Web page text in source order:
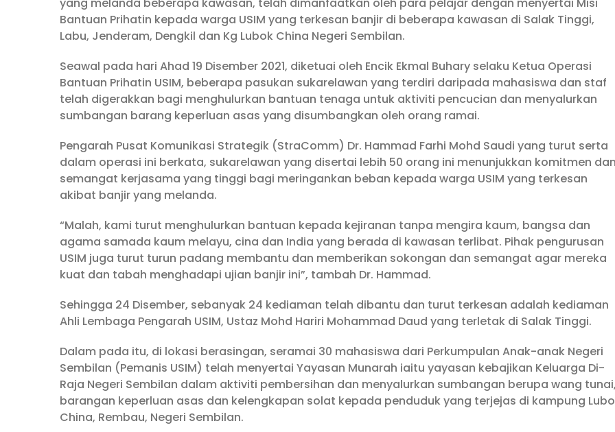
Bantuan Prihatin kepada warga USIM yang terkesan banjir di beberapa kawasan di Salak Tinggi,
Labu, Jenderam, Dengkil dan Kg Lubok China Negeri Sembilan.
Seawal pada hari Ahad 19 Disember 2021, diketuai oleh Encik Ekmal Buhary selaku Ketua Operasi
Bantuan Prihatin USIM, beberapa pasukan sukarelawan yang terdiri daripada mahasiswa dan staf
telah digerakkan bagi menghulurkan bantuan tenaga untuk aktiviti pencucian dan menyalurkan
sumbangan barang keperluan asas yang disumbangkan oleh orang ramai.
Pengarah Pusat Komunikasi Strategik (StraComm) Dr. Hammad Farhi Mohd Saudi yang turut serta
dalam operasi ini berkata, sukarelawan yang disertai lebih 50 orang ini menunjukkan komitmen
semangat kerjasama yang tinggi bagi meringankan beban kepada warga USIM yang terkesan
akibat banjir yang melanda.
“Malah, kami turut menghulurkan bantuan kepada kejiranan tanpa mengira kaum, bangsa dan
agama samada kaum melayu, cina dan India yang berada di kawasan terlibat. Pihak pengurusan
USIM juga turut turun padang membantu dan memberikan sokongan dan semangat agar mereka
kuat dan tabah menghadapi ujian banjir ini”, tambah Dr. Hammad.
Sehingga 24 Disember, sebanyak 24 kediaman telah dibantu dan turut terkesan adalah kediaman
Ahli Lembaga Pengarah USIM, Ustaz Mohd Hariri Mohammad Daud yang terletak di Salak Tinggi.
Dalam pada itu, di lokasi berasingan, seramai 30 mahasiswa dari Perkumpulan Anak-anak Negeri
Sembilan (Pemanis USIM) telah menyertai Yayasan Munarah iaitu yayasan kebajikan Keluarga Di-
Raja Negeri Sembilan dalam aktiviti pembersihan dan menyalurkan sumbangan berupa wang
barangan keperluan asas dan kelengkapan solat kepada penduduk yang terjejas di kampung
China, Rembau, Negeri Sembilan.